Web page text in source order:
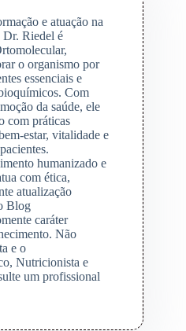
e atuação na
Dr. Riedel é
o organismo por
essenciais e
Com
da saúde, ele
com práticas
estar, vitalidade e
humanizado e
com ética,
atualização
Blog
caráter
Não
e o
Nutricionista e
um profissional